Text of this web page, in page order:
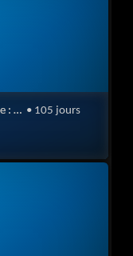
radiofrance : Musique classique • 105 jours